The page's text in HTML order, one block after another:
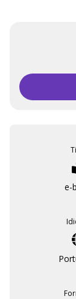
assustei com
trajetória,
mim e sobre
e de como
nossas
a vida que
vida é uma
e-